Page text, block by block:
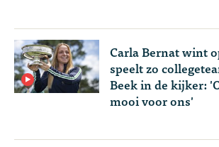
Carla Bernat wint
speelt zo
Beek in de kijker:
mooi voor ons'